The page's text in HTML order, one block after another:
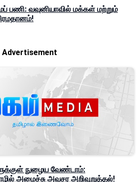
பணி: வவுனியாவில் மக்கள் மற்றும்
Advertisement
நுழைய வேண்டாம்:
அமைச்சு அவசர அறிவுறுத்தல்!